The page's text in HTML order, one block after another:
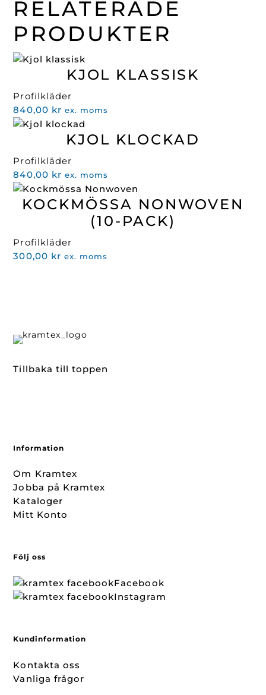
RELATERADE
PRODUKTER
KJOL KLASSISK
Profilkläder
840,00 kr ex. moms
KJOL KLOCKAD
Profilkläder
840,00 kr ex. moms
KOCKMÖSSA NONWOVEN
(10-PACK)
Profilkläder
300,00 kr ex. moms
Tillbaka till toppen
Information
Om Kramtex
Jobba på Kramtex
Kataloger
Mitt Konto
Följ oss
Facebook
Instagram
Kundinformation
Kontakta oss
Vanliga frågor